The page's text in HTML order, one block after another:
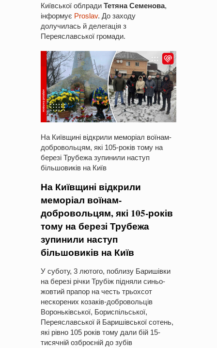
Київської облради Тетяна Семенова,
інформує Proslav. До заходу
долучилась й делегація з
Переяславської громади.
На Київщині відкрили меморіал воїнам-
добровольцям, які 105-років тому на
березі Трубежа зупинили наступ
більшовиків на Київ
На Київщині відкрили
меморіал воїнам-
добровольцям, які 105-років
тому на березі Трубежа
зупинили наступ
більшовиків на Київ
У суботу, 3 лютого, поблизу Баришівки
на березі річки Трубіж підняли синьо-
жовтий прапор на честь трьохсот
нескорених козаків-добровольців
Вороньківської, Бориспільської,
Переяславської й Баришівської сотень,
які рівно 105 років тому дали бій 15-
тисячній озброєній до зубів